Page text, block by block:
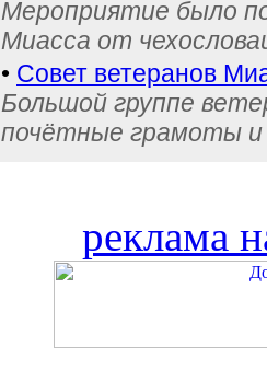
Мероприятие было
Миасса от
• Совет ветеранов
Большой группе
почётные грамоты и
реклама